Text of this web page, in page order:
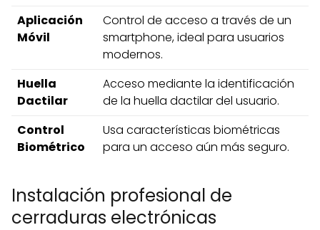
Aplicación
Móvil
Control de acceso a través de un
smartphone, ideal para usuarios
modernos.
Huella
Dactilar
Acceso mediante la identificación
de la huella dactilar del usuario.
Control
Biométrico
Usa características biométricas
para un acceso aún más seguro.
Instalación profesional de
cerraduras electrónicas